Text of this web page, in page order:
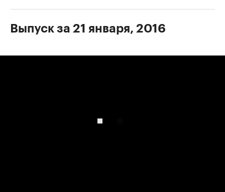
Выпуск за 21 января, 2016